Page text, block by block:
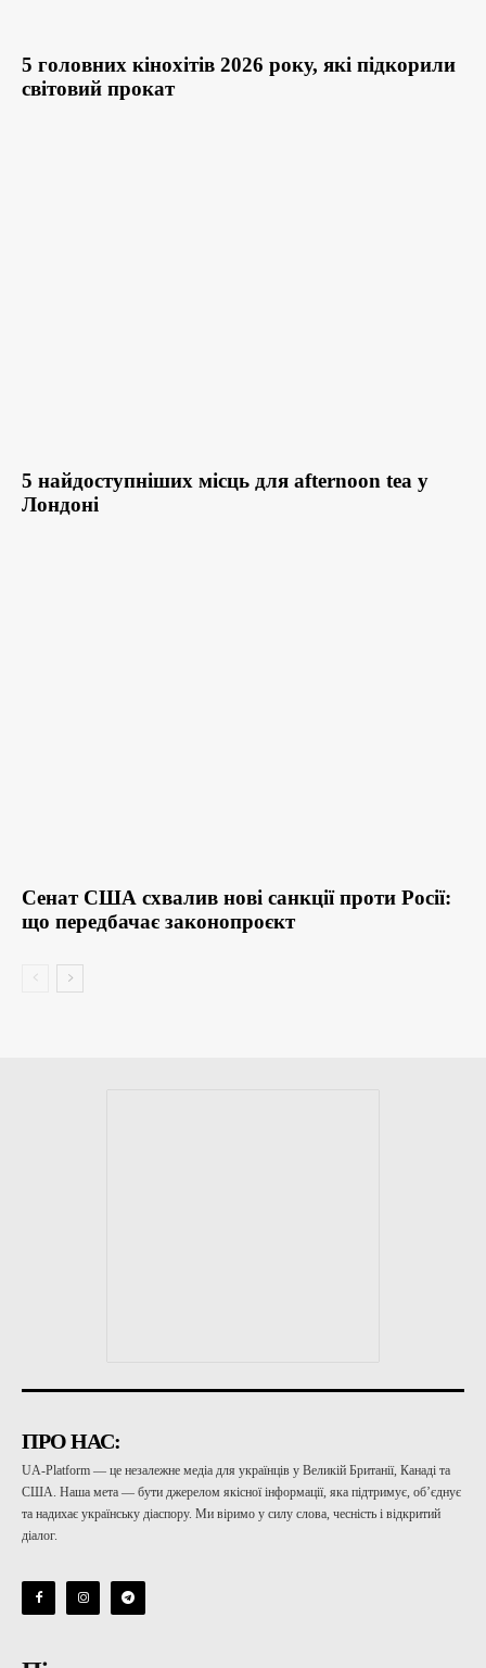
5 головних кінохітів 2026 року, які підкорили
світовий прокат
5 найдоступніших місць для afternoon tea у
Лондоні
Сенат США схвалив нові санкції проти Росії:
що передбачає законопроєкт
ПРО НАС:
UA-Platform — це незалежне медіа для українців у Великій Британії, Канаді та
США. Наша мета — бути джерелом якісної інформації, яка підтримує, об’єднує
та надихає українську діаспору. Ми віримо у силу слова, чесність і відкритий
діалог.